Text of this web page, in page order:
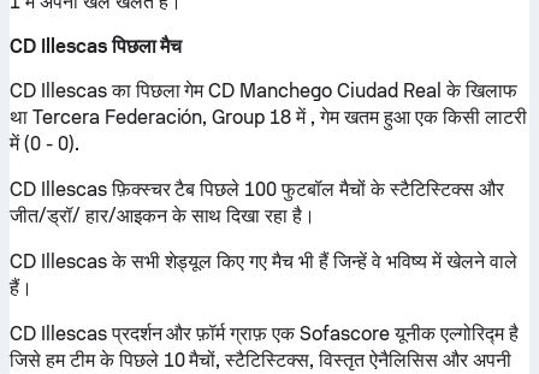
CD Illescas पिछला मैच
CD Illescas का पिछला गेम CD Manchego Ciudad Real के खिलाफ
था Tercera Federación, Group 18 में , गेम खतम हुआ एक किसी लाटरी
में (0 - 0).
CD Illescas फ़िक्स्चर टैब पिछले 100 फुटबॉल मैचों के स्टैटिस्टिक्स और
जीत/ड्रॉ/ हार/आइकन के साथ दिखा रहा है।
CD Illescas के सभी शेड्यूल किए गए मैच भी हैं जिन्हें वे भविष्य में खेलने वाले
हैं।
CD Illescas प्रदर्शन और फ़ॉर्म ग्राफ़ एक Sofascore यूनीक एल्गोरिद्म है
जिसे हम टीम के पिछले 10 मैचों, स्टैटिस्टिक्स, विस्तृत ऐनैलिसिस और अपनी